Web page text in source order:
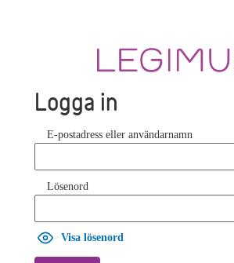
Logga in
E-postadress eller användarnamn
Lösenord
Visa lösenord